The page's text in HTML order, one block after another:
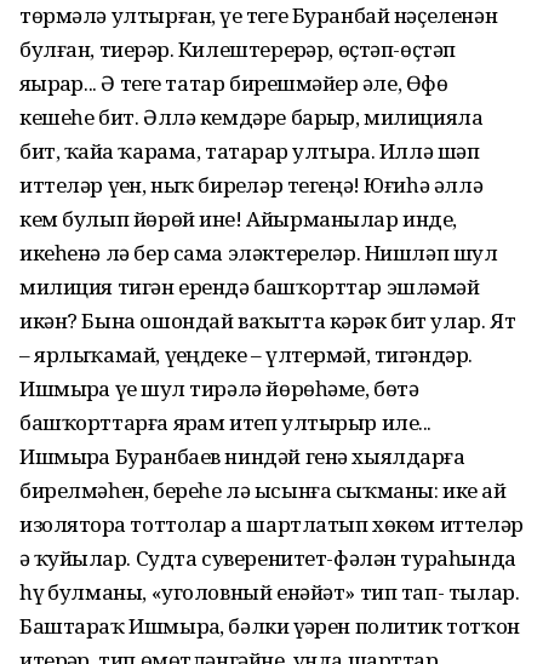
төрмәлә ултырған, үҙе теге Буранбай нәҫеленән
булған, тиерҙәр. Килештерерҙәр, өҫтәп-өҫтәп
яҙырҙар... Ә теге татар бирешмәйҙер әле, Өфө
кешеһе бит. Әллә кемдәре барҙыр, милицияла
бит, ҡайҙа ҡарама, татарҙар ултыра. Иллә шәп
иттеләр үҙен, ныҡ бирҙеләр тегеңә! Юғиһә әллә
кем булып йөрөй ине! Айырманылар инде,
икеһенә лә бер сама эләктерҙеләр. Нишләп шул
милиция тигән ерендә башҡорттар эшләмәй
икән? Бына ошондай ваҡытта кәрәк бит улар. Ят
– ярлыҡамай, үҙеңдеке – үлтермәй, тигәндәр.
Ишмырҙа үҙе шул тирәлә йөрөһәме, бөтә
башҡорттарға ярҙам итеп ултырыр иле...
Ишмырҙа Буранбаев ниндәй генә хыялдарға
бирелмәһен, береһе лә ысынға сыҡманы: ике ай
изоляторҙа тоттолар ҙа шартлатып хөкөм иттеләр
ҙә ҡуйҙылар. Судта суверенитет-фәлән тураһында
һүҙ булманы, «уголовный енәйәт» тип тап- тылар.
Баштараҡ Ишмырҙа, бәлки үҙҙәрен политик тотҡон